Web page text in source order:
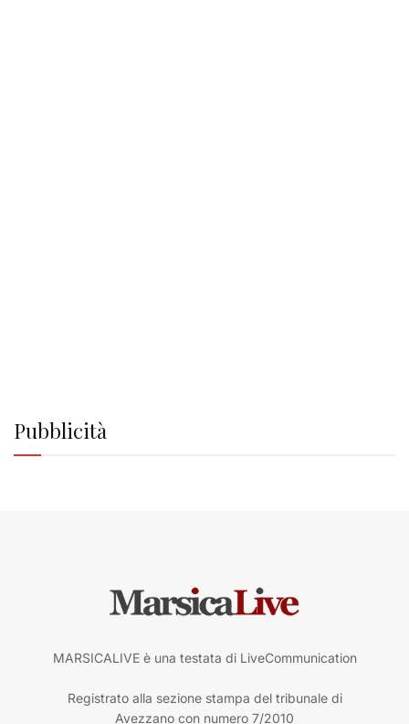
Pubblicità
MARSICALIVE è una testata di LiveCommunication
Registrato alla sezione stampa del tribunale di
Avezzano con numero 7/2010